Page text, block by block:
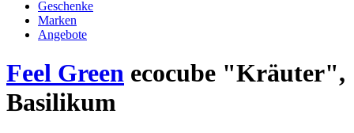
Geschenke
Marken
Angebote
Feel Green ecocube "Kräuter",
Basilikum